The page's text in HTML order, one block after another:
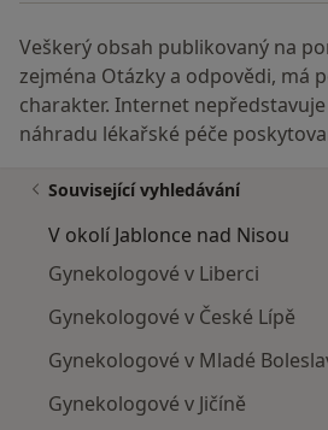
Veškerý obsah publikovaný na
zejména Otázky a odpovědi, má
charakter. Internet
náhradu lékařské péče
Související vyhledávání
V okolí Jablonce nad Nisou
Gynekologové v Liberci
Gynekologové v České Lípě
Gynekologové v Mladé
Gynekologové v Jičíně